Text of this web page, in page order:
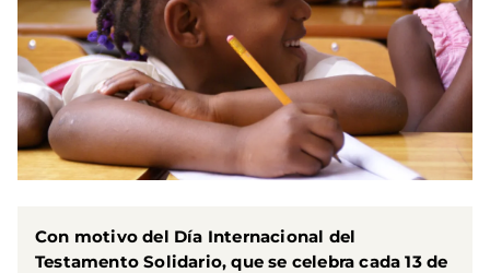
Con motivo del Día Internacional del
Testamento Solidario, que se celebra cada 13 de